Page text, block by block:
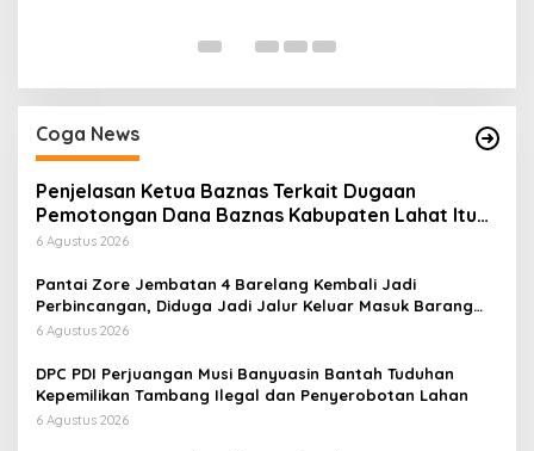
Coga News
Penjelasan Ketua Baznas Terkait Dugaan
Pemotongan Dana Baznas Kabupaten Lahat Itu
Tidak Benar
6 Agustus 2026
Pantai Zore Jembatan 4 Barelang Kembali Jadi
Perbincangan, Diduga Jadi Jalur Keluar Masuk Barang
Tanpa Dokumen Kepabeanan, Nama Berinisial WL
di Kawasan Pesisir
6 Agustus 2026
DPC PDI Perjuangan Musi Banyuasin Bantah Tuduhan
Kepemilikan Tambang Ilegal dan Penyerobotan Lahan
6 Agustus 2026